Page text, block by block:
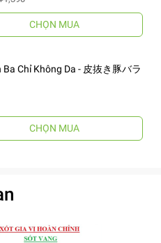
CHỌN MUA
Ba Chỉ Không Da - 皮抜き豚バラ
CHỌN MUA